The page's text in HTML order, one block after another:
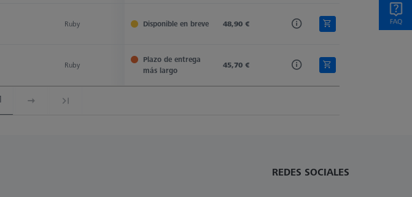
Ruby Tung. Carb. Straight
Disponible en breve 48,90 €
Ruby Tung. Carb. Straight
Plazo de entrega
más largo
45,70 €
REDES SOCIALES